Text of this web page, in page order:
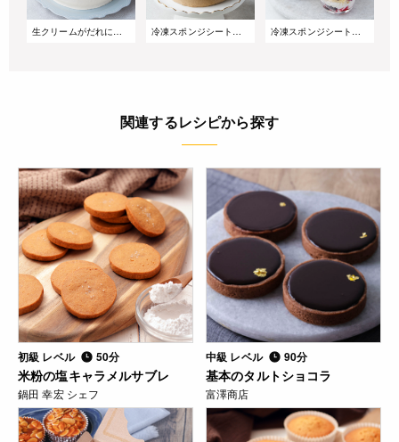
生クリームがだれにくい!サマーショートケーキ 冷凍スポンジシートで簡単!桃とアールグレイのズコットケーキ 冷凍スポンジシートで簡単!重ねるだけのベリーグラスケーキ
関連するレシピから探す
初級 レベル 50分
米粉の塩キャラメルサブレ
鍋田 幸宏 シェフ
中級 レベル 90分
基本のタルトショコラ
富澤商店